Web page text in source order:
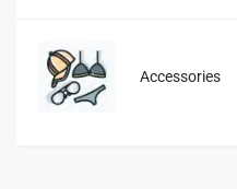
Accessories